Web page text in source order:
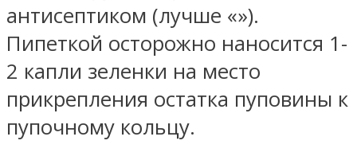
антисептиком (лучше «»).
Пипеткой осторожно наносится 1-
2 капли зеленки на место
прикрепления остатка пуповины к
пупочному кольцу.